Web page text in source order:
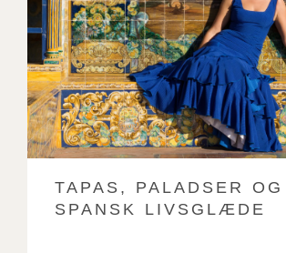
TAPAS, PALADSER OG
SPANSK LIVSGLÆDE